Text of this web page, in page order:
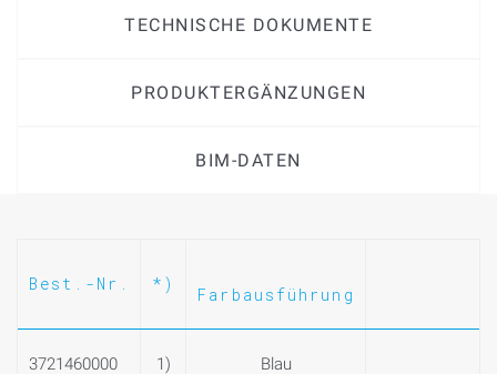
TECHNISCHE DOKUMENTE
PRODUKTERGÄNZUNGEN
BIM-DATEN
Best.-Nr. *)
Farbausführung
3721460000 1) Blau